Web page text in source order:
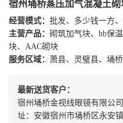
宿州埇桥蒸压加气混凝土
经营模式： 批发、多少钱一方
主营产品： 砌筑加气块、hb保
块、AAC砌块
服务区域： 萧县、灵璧县、埇
最新送货客户：
宿州埇桥金视线眼镜有限
址：安徽宿州市埇桥区永安镇